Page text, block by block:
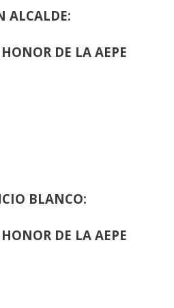
ALCALDE:
DE LA AEPE
BLANCO:
DE LA AEPE